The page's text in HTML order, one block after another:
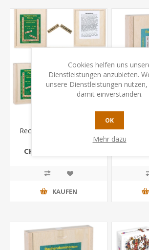
Rechendomino Fläche in
CHF 30.40
KAUFEN
Cookies helfen uns
Dienstleistungen anzubieten.
unsere Dienstleistungen nutzen,
damit einverstanden.
OK
Mehr dazu